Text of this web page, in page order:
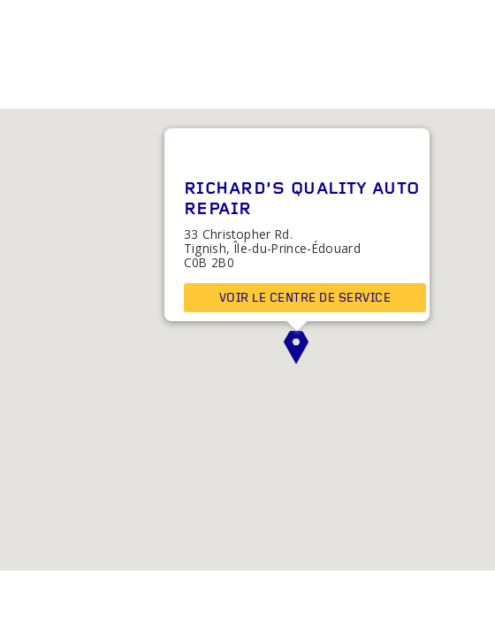
RICHARD'S QUALITY AUTO
REPAIR
33 Christopher Rd.
Tignish, Île-du-Prince-Édouard
C0B 2B0
VOIR LE CENTRE DE SERVICE